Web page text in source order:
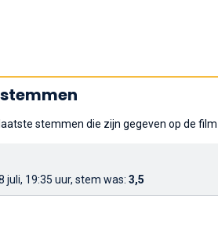
stemmen die zijn gegeven op de
juli, 19:35 uur, stem was: 3,5